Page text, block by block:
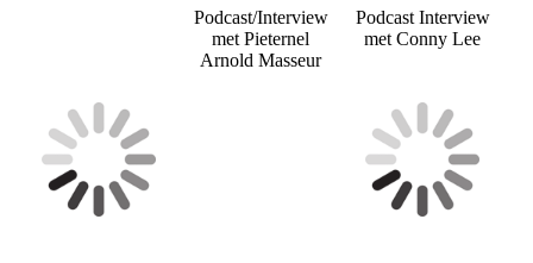
Podcast/Interview
met Pieternel
Arnold Masseur
Podcast Interview
met Conny Lee